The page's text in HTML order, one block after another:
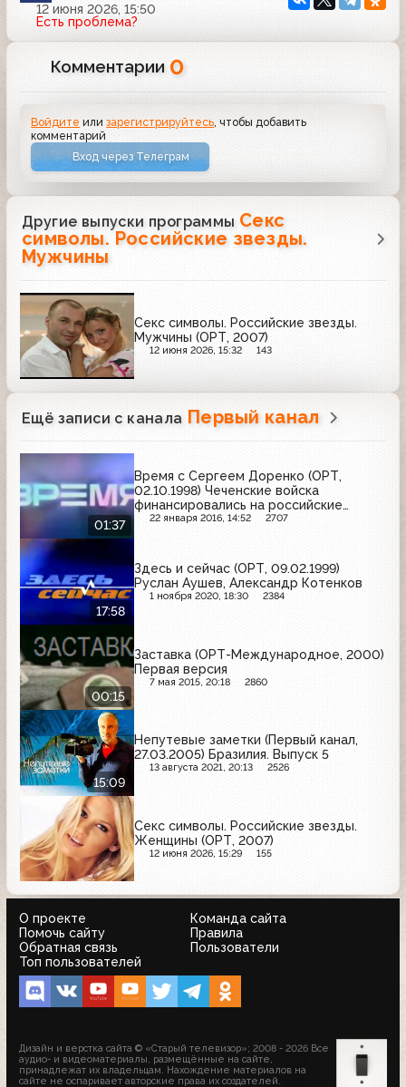
12 июня 2026, 15:50
Есть проблема?
Комментарии 0
Войдите илизарегистрируйтесь , чтобы добавить
комментарий
Вход через Телеграм
Другие выпуски программы Секс
символы. Российские звезды.
Мужчины
Секс символы. Российские звезды.
Мужчины (ОРТ, 2007)
12 июня 2026, 15:32 143
Ещё записи с канала Первый канал
01:37
Время с Сергеем Доренко (ОРТ,
02.10.1998) Чеченские войска
финансировались на российские
нефтяные доходы
22 января 2016, 14:52 2707
17:58
Здесь и сейчас (ОРТ, 09.02.1999)
Руслан Аушев, Александр Котенков
1 ноября 2020, 18:30 2384
00:15
Заставка (ОРТ-Международное, 2000)
Первая версия
7 мая 2015, 20:18 2860
15:09
Непутевые заметки (Первый канал,
27.03.2005) Бразилия. Выпуск 5
13 августа 2021, 20:13 2526
Секс символы. Российские звезды.
Женщины (ОРТ, 2007)
12 июня 2026, 15:29 155
О проекте
Команда сайта
Помочь сайту
Правила
Обратная связь
Пользователи
Топ пользователей
Дизайн и верстка сайта © «Старый телевизор»; 2008 - 2026 Все
аудио- и видеоматериалы, размещённые на сайте,
принадлежат их владельцам. Нахождение материалов на
сайте не оспаривает авторские права их создателей.